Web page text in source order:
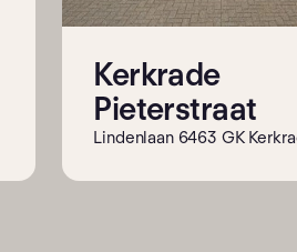
Kerkrade
Pieterstraat
Lindenlaan 6463 GK